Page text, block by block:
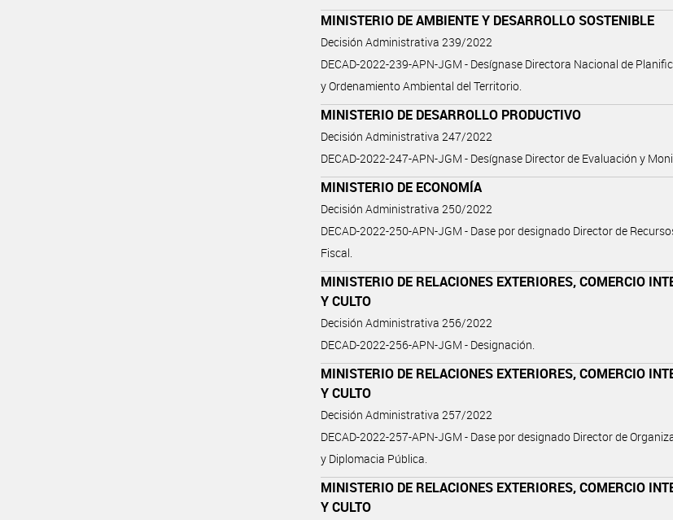
MINISTERIO DE AMBIENTE Y DESARROLLO SOSTENIBLE
Decisión Administrativa 239/2022
DECAD-2022-239-APN-JGM - Desígnase Directora Nacional de
y Ordenamiento Ambiental del Territorio.
MINISTERIO DE DESARROLLO PRODUCTIVO
Decisión Administrativa 247/2022
DECAD-2022-247-APN-JGM - Desígnase Director de Evaluación y
MINISTERIO DE ECONOMÍA
Decisión Administrativa 250/2022
DECAD-2022-250-APN-JGM - Dase por designado Director de
Fiscal.
MINISTERIO DE RELACIONES EXTERIORES, COMERCIO
Y CULTO
Decisión Administrativa 256/2022
DECAD-2022-256-APN-JGM - Designación.
MINISTERIO DE RELACIONES EXTERIORES, COMERCIO
Y CULTO
Decisión Administrativa 257/2022
DECAD-2022-257-APN-JGM - Dase por designado Director de
y Diplomacia Pública.
MINISTERIO DE RELACIONES EXTERIORES, COMERCIO
Y CULTO